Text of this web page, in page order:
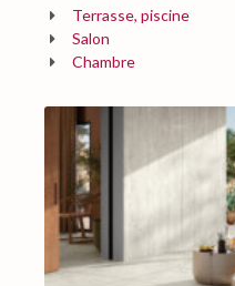
Terrasse, piscine
Salon
Chambre